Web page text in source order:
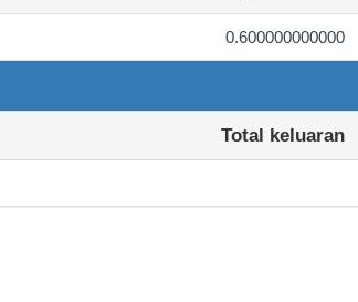
0.600000000000
Total keluaran